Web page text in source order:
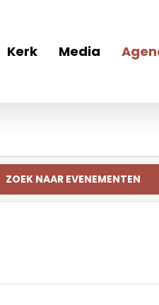
Kerk Media
ZOEK NAAR EVENEMENTEN